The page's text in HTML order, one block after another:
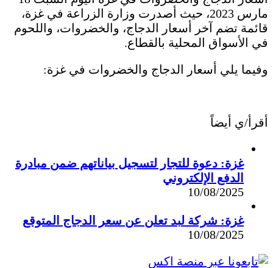
مارس 2023، حيث أصدرت وزارة الزراعة في غزة،
قائمة تضم آخر أسعار الدجاج، والخضروات، واللحوم
في الأسواق المحلية بالقطاع.
وفيما يلي أسعار الدجاج والخضروات في غزة:
أقرأ/ي أيضاً
غزة: دعوة للتجار لتسجيل بياناتهم ضمن مبادرة
الدفع الإلكتروني
10/08/2025
غزة: شركة لبد تعلن عن سعر الدجاج المتوقع
10/08/2025